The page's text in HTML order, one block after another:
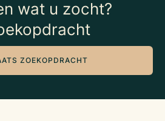
wat u zocht?
ZOEKOPDRACHT